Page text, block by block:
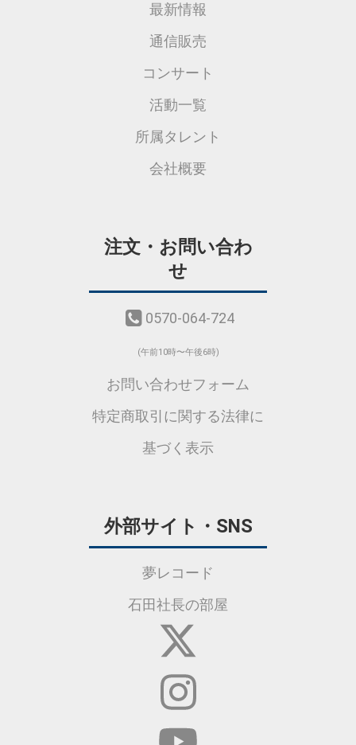
最新情報
通信販売
コンサート
活動一覧
所属タレント
会社概要
注文・お問い合わ
せ
0570-064-724
(午前10時〜午後6時)
お問い合わせフォーム
特定商取引に関する法律に
基づく表示
外部サイト・SNS
夢レコード
石田社長の部屋